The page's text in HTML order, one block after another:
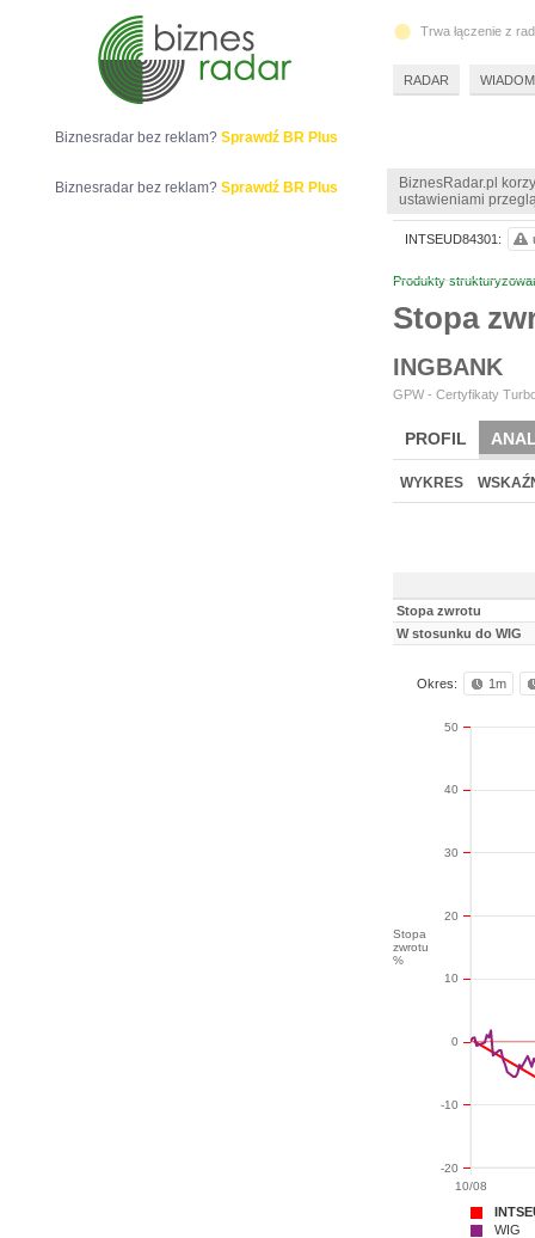
BiznesRadar.pl
ustawieniami
Produkty
Stopa
INGBANK
GPW - Certyfikaty
PROFIL
WYKRES
Stopa zwrotu
W stosunku do WIG
Okres: 1m
10/08
Stopa
zwrotu
%
-20
-10
0
10
20
30
40
50
WIG
INTSEUD84301:
Biznesradar bez reklam? Sprawdź BR Plus
Biznesradar bez reklam? Sprawdź BR Plus
Trwa łączenie z
RADAR